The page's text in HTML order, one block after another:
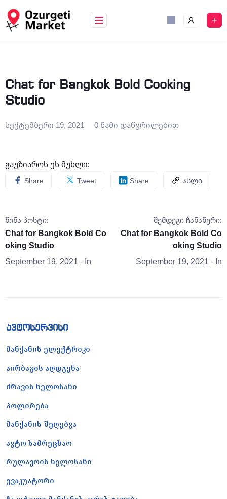
Chat for Bangkok Bold Cooking
Studio
სექტემბერი 19, 2021 0 წამი დაწვრილებით
გაუზიაროს ეს მუხლი:
Share Tweet Share ასლი
წინა პოსტი:
Chat for Bangkok Bold Co
oking Studio
September 19, 2021 - In
შემდეგი ჩანაწერი:
Chat for Bangkok Bold Co
oking Studio
September 19, 2021 - In
ავტოსერვისი
მანქანის ელექტრიკი
აირბაგის აღდგენა
ძრავის ხელოსანი
პოლირება
მანქანის შეღებვა
ავტო სამრეცხაო
რულავოის ხელოსანი
ევაკუატორი